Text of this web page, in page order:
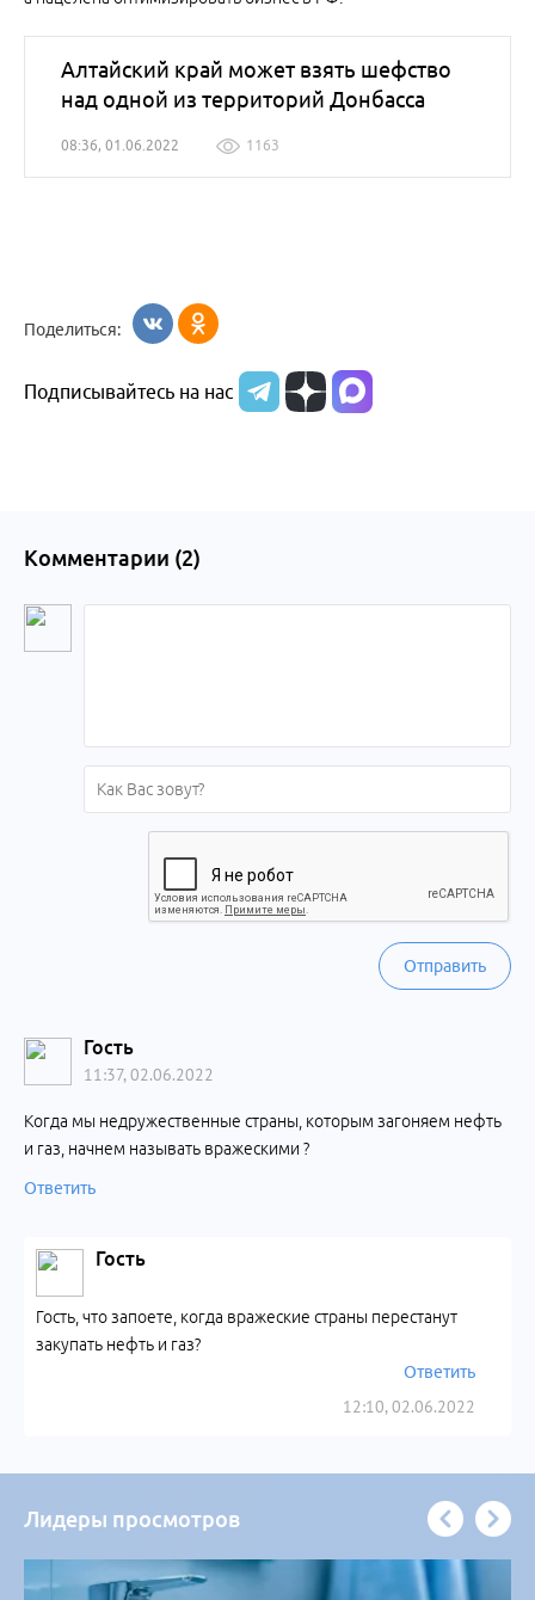
Алтайский край может взять шефство
над одной из территорий Донбасса
08:36, 01.06.2022 1163
Поделиться:
Подписывайтесь на нас
Комментарии (2)
Отправить
Гость
11:37, 02.06.2022
Когда мы недружественные страны, которым загоняем нефть
и газ, начнем называть вражескими ?
Ответить
Гость
12:10, 02.06.2022
Гость, что запоете, когда вражеские страны перестанут
закупать нефть и газ?
Ответить
Лидеры просмотров